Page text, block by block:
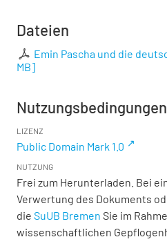
Dateien
Emin Pascha und die
MB]
Nutzungsbedingungen
LIZENZ
Public Domain Mark 1.0
NUTZUNG
Frei zum Herunterladen. Bei
Verwertung des Dokuments
die SuUB Bremen Sie im
wissenschaftlichen